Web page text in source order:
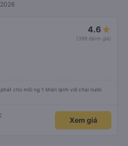
4.6
(399 đánh giá)
cho mỗi ng 1 khăn lạnh với chai nước
Xem giá